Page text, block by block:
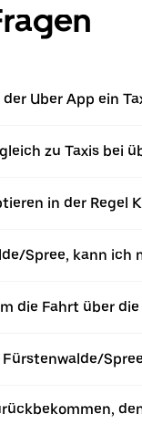
Uber App ein
zu Taxis
in der
Spree, kann ich
die Fahrt über